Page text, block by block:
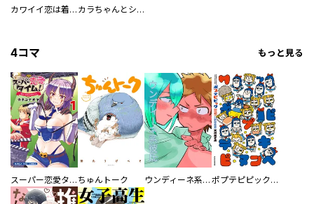
カワイイ恋は着飾らない カラちゃんとシトーさんと、 【分冊版】
4コマ もっと見る
スーパー恋愛タイム！～現場でドＳな彼女は自宅でデレる～ ちゅんトーク ウンディーネ系彼氏 ポプテピピック SEASON EIGHT